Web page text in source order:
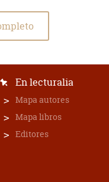
En lecturalia
Mapa autores
Mapa libros
Editores